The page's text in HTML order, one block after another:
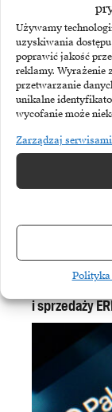
Używamy
uzyskiwania
poprawić jakość
reklamy. Wyrażenie
przetwarzanie
unikalne
wycofanie może
Zarządzaj serwisami
Polityka
prywatności
ASSECO
i sprzedaży